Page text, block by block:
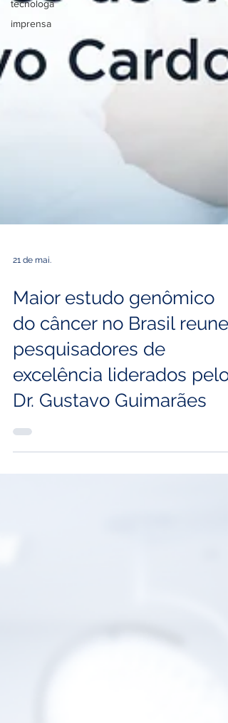
tecnologa
imprensa
Maior estudo genômico
do câncer no Brasil reune
pesquisadores de
excelência liderados pelo